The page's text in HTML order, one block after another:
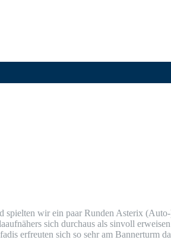
wir ein paar Run­den Aste­rix
sich durch­aus als sin­voll
erfreu­ten sich so sehr am Ban­ner­turm